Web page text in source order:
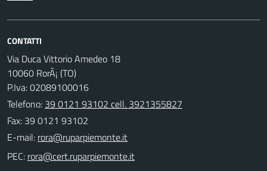
CONTATTI
Via Duca Vittorio Amedeo 18
10060 RorÃ¡ (TO)
P.Iva: 02089100016
Telefono: 39 0121 93102 cell. 3921355827
Fax: 39 0121 93102
E-mail:
PEC: